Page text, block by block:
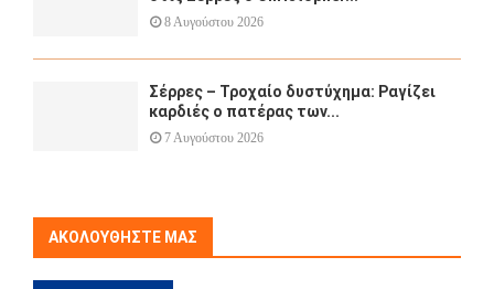
8 Αυγούστου 2026
Σέρρες – Τροχαίο δυστύχημα: Ραγίζει
καρδιές ο πατέρας των...
7 Αυγούστου 2026
ΑΚΟΛΟΥΘΉΣΤΕ ΜΑΣ